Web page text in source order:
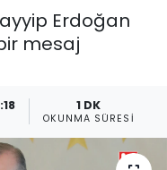
Erdoğan
mesaj
1 DK
OKUNMA SÜRESI